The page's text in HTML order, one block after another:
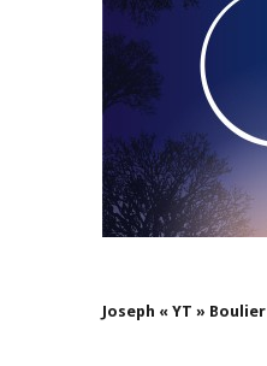
Joseph « YT » Boulier